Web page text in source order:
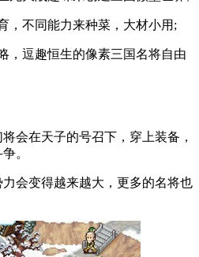
，不同能力来种菜，大材小用;
，逗趣恒生的像素三国名将自由
会在天子的号召下，穿上装备，
。
会变得越来越大，更多的名将也